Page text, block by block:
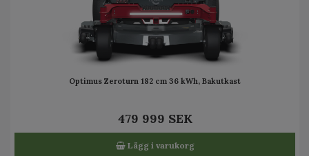
Optimus Zeroturn 182 cm 36 kWh, Bakutkast
479 999 SEK
Lägg i varukorg